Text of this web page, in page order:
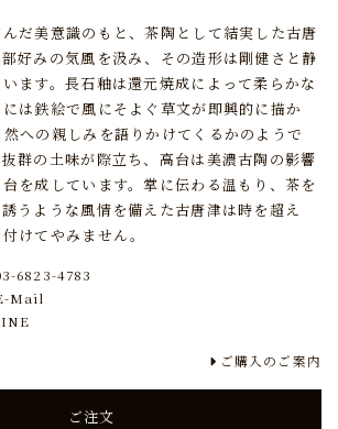
だ美意識のもと、茶陶として結実した古唐
好みの気風を汲み、その造形は剛健さと静
ます。長石釉は還元焼成によって柔らかな
は鉄絵で風にそよぐ草文が即興的に描か
への親しみを語りかけてくるかのようで
群の土味が際立ち、高台は美濃古陶の影響
を成しています。掌に伝わる温もり、茶を
うような風情を備えた古唐津は時を超え
けてやみません。
6823-4783
Mail
ご購入のご案内
ご注文